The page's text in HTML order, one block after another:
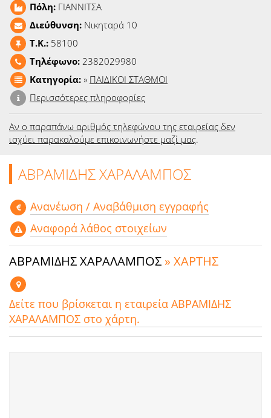
Πόλη: ΓΙΑΝΝΙΤΣΑ
Διεύθυνση: Νικηταρά 10
T.K.: 58100
Τηλέφωνο: 2382029980
Κατηγορία: » ΠΑΙΔΙΚΟΙ ΣΤΑΘΜΟΙ
Περισσότερες πληροφορίες
Αν ο παραπάνω αριθμός τηλεφώνου της εταιρείας δεν
ισχύει παρακαλούμε επικοινωνήστε μαζί μας.
ΑΒΡΑΜΙΔΗΣ ΧΑΡΑΛΑΜΠΟΣ
Aνανέωση / Αναβάθμιση εγγραφής
Αναφορά λάθος στοιχείων
ΑΒΡΑΜΙΔΗΣ ΧΑΡΑΛΑΜΠΟΣ » ΧΑΡΤΗΣ
Δείτε που βρίσκεται η εταιρεία ΑΒΡΑΜΙΔΗΣ
ΧΑΡΑΛΑΜΠΟΣ στο χάρτη.